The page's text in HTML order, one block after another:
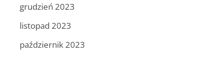
grudzień 2023
listopad 2023
październik 2023